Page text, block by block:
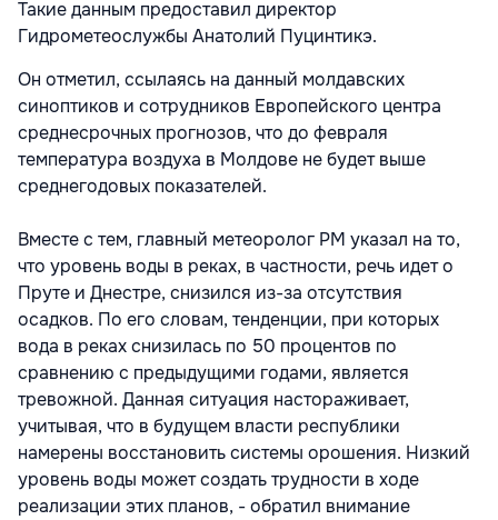
Такие данным предоставил директор
Гидрометеослужбы Анатолий Пуцинтикэ.
Он отметил, ссылаясь на данный молдавских
синоптиков и сотрудников Европейского центра
среднесрочных прогнозов, что до февраля
температура воздуха в Молдове не будет выше
среднегодовых показателей.
Вместе с тем, главный метеоролог РМ указал на то,
что уровень воды в реках, в частности, речь идет о
Пруте и Днестре, снизился из-за отсутствия
осадков. По его словам, тенденции, при которых
вода в реках снизилась по 50 процентов по
сравнению с предыдущими годами, является
тревожной. Данная ситуация настораживает,
учитывая, что в будущем власти республики
намерены восстановить системы орошения. Низкий
уровень воды может создать трудности в ходе
реализации этих планов, - обратил внимание